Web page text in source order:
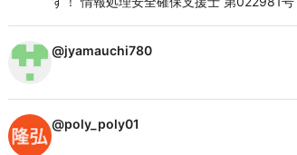
@jyamauchi780
@poly_poly01